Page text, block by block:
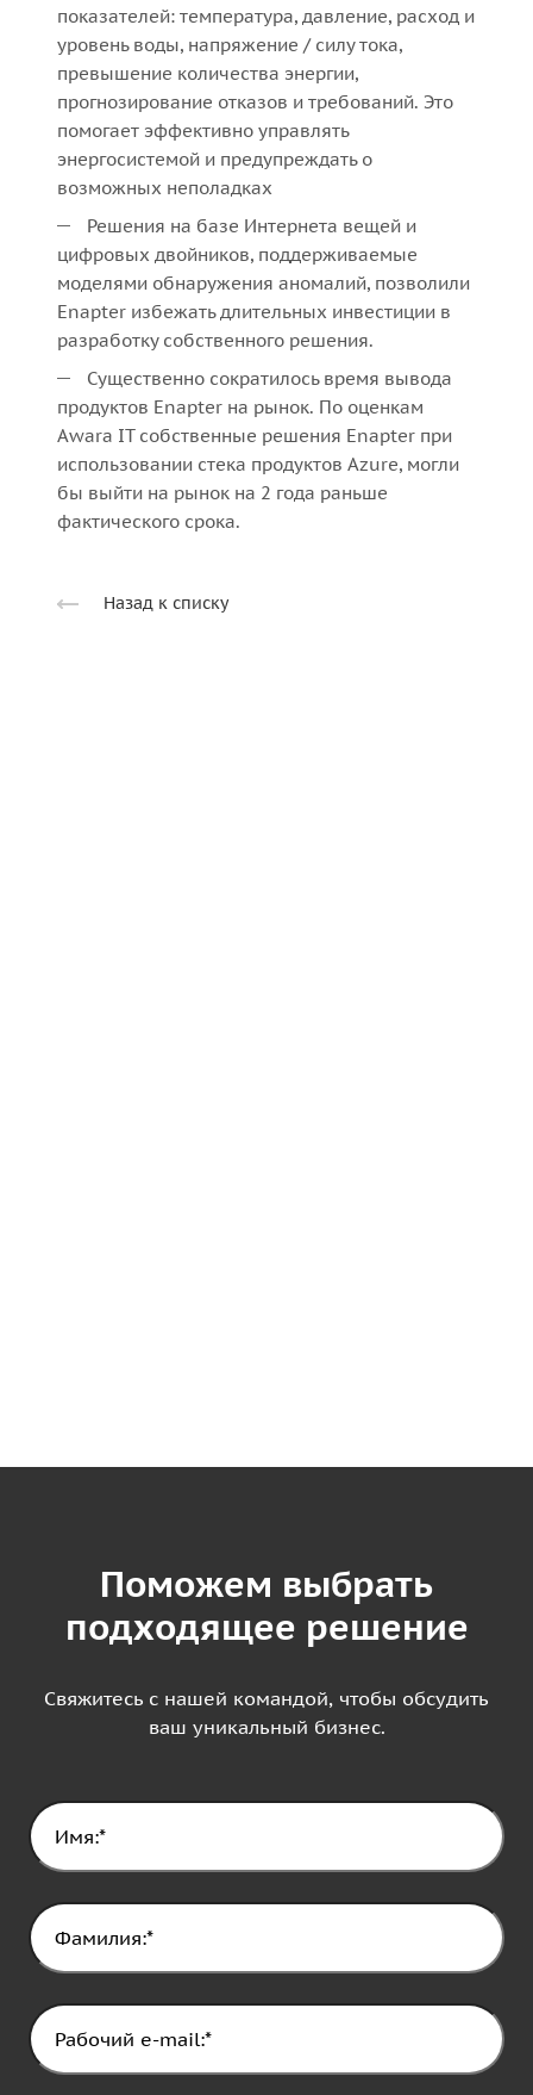
показателей: температура, давление, расход и
уровень воды, напряжение / силу тока,
превышение количества энергии,
прогнозирование отказов и требований. Это
помогает эффективно управлять
энергосистемой и предупреждать о
возможных неполадках
Решения на базе Интернета вещей и
цифровых двойников, поддерживаемые
моделями обнаружения аномалий, позволили
Enapter избежать длительных инвестиции в
разработку собственного решения.
Существенно сократилось время вывода
продуктов Enapter на рынок. По оценкам
Awara IT собственные решения Enapter при
использовании стека продуктов Azure, могли
бы выйти на рынок на 2 года раньше
фактического срока.
Назад к списку
Поможем выбрать
подходящее решение
Свяжитесь с нашей командой, чтобы обсудить
ваш уникальный бизнес.